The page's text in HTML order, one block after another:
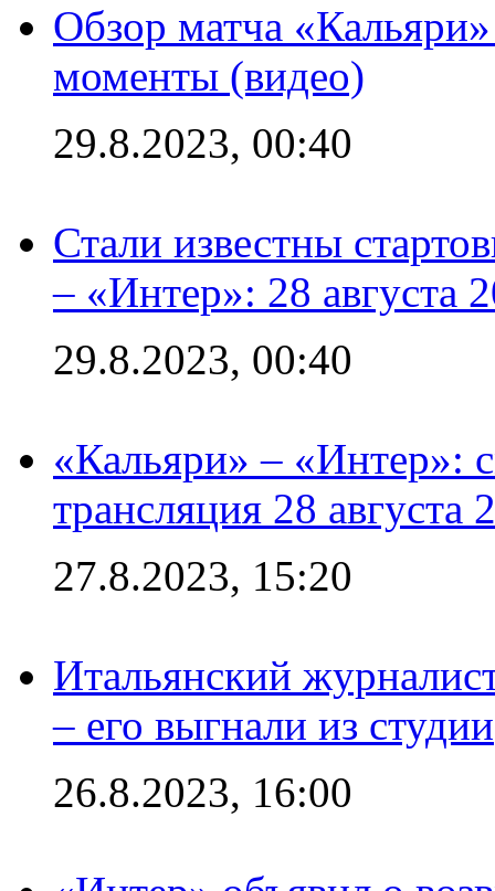
Обзор матча
моменты (видео)
29.8.2023, 00:40
Стали известны
– «Интер»: 28 августа
29.8.2023, 00:40
«Кальяри» – «Интер»:
трансляция 28 августа
27.8.2023, 15:20
Итальянский
– его выгнали из студии
26.8.2023, 16:00